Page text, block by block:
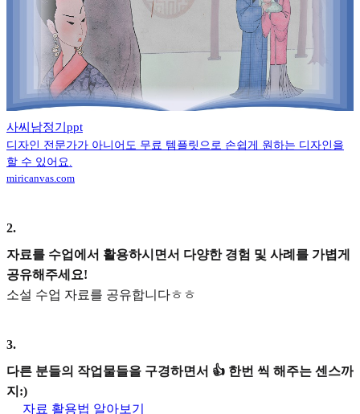
사씨남정기ppt
디자인 전문가가 아니어도 무료 템플릿으로 손쉽게 원하는 디자인을
할 수 있어요.
miricanvas.com
2.
자료를 수업에서 활용하시면서 다양한 경험 및 사례를 가볍게
공유해주세요!
소설 수업 자료를 공유합니다ㅎㅎ
3.
다른 분들의 작업물들을 구경하면서 👍 한번 씩 해주는 센스까
지:)
자료 활용법 알아보기